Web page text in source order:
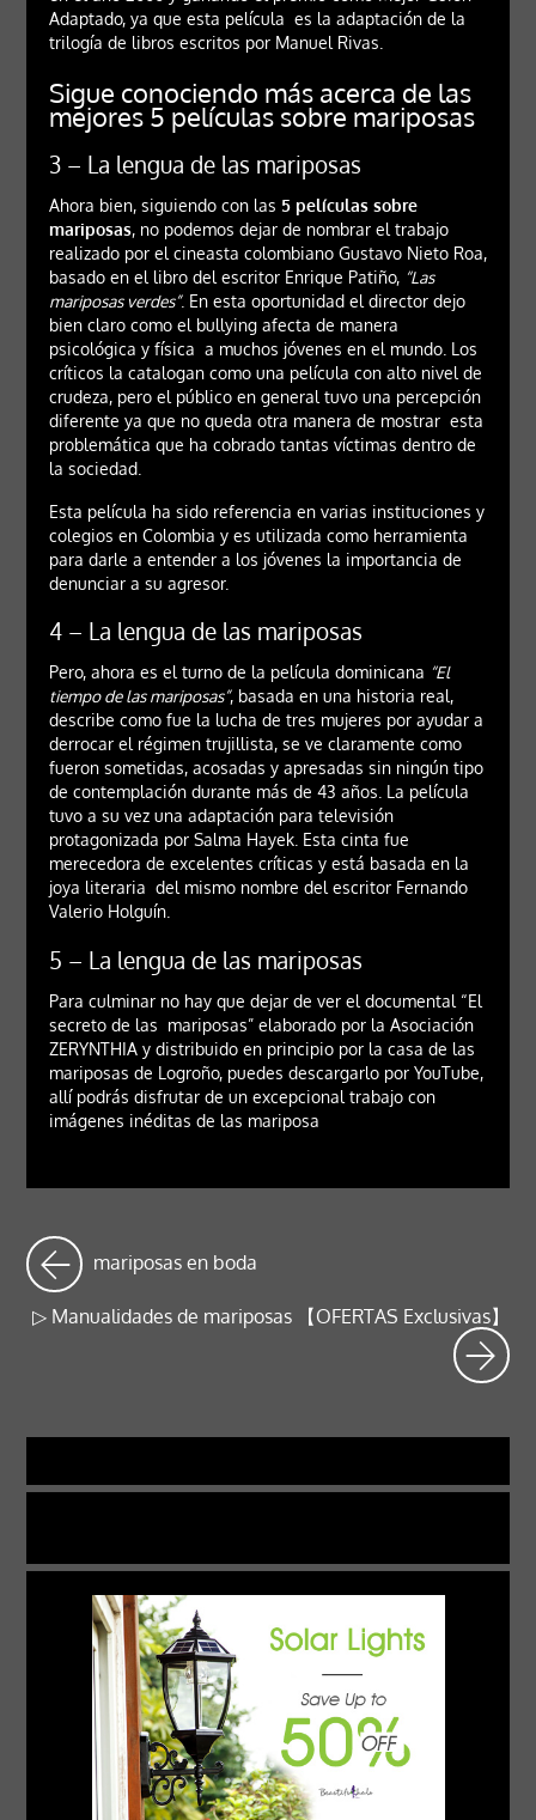
Adaptado, ya que esta película es la adaptación de la
trilogía de libros escritos por Manuel Rivas.
Sigue conociendo más acerca de las
mejores 5 películas sobre mariposas
3 – La lengua de las mariposas
Ahora bien, siguiendo con las 5 películas sobre
mariposas, no podemos dejar de nombrar el trabajo
realizado por el cineasta colombiano Gustavo Nieto Roa,
basado en el libro del escritor Enrique Patiño, “Las
mariposas verdes”. En esta oportunidad el director dejo
bien claro como el bullying afecta de manera
psicológica y física a muchos jóvenes en el mundo. Los
críticos la catalogan como una película con alto nivel de
crudeza, pero el público en general tuvo una percepción
diferente ya que no queda otra manera de mostrar esta
problemática que ha cobrado tantas víctimas dentro de
la sociedad.
Esta película ha sido referencia en varias instituciones y
colegios en Colombia y es utilizada como herramienta
para darle a entender a los jóvenes la importancia de
denunciar a su agresor.
4 – La lengua de las mariposas
Pero, ahora es el turno de la película dominicana “El
tiempo de las mariposas”, basada en una historia real,
describe como fue la lucha de tres mujeres por ayudar a
derrocar el régimen trujillista, se ve claramente como
fueron sometidas, acosadas y apresadas sin ningún tipo
de contemplación durante más de 43 años. La película
tuvo a su vez una adaptación para televisión
protagonizada por Salma Hayek. Esta cinta fue
merecedora de excelentes críticas y está basada en la
joya literaria del mismo nombre del escritor Fernando
Valerio Holguín.
5 – La lengua de las mariposas
Para culminar no hay que dejar de ver el documental “El
secreto de las mariposas” elaborado por la Asociación
ZERYNTHIA y distribuido en principio por la casa de las
mariposas de Logroño, puedes descargarlo por YouTube,
allí podrás disfrutar de un excepcional trabajo con
imágenes inéditas de las mariposa
mariposas en boda
▷ Manualidades de mariposas 【OFERTAS Exclusivas】